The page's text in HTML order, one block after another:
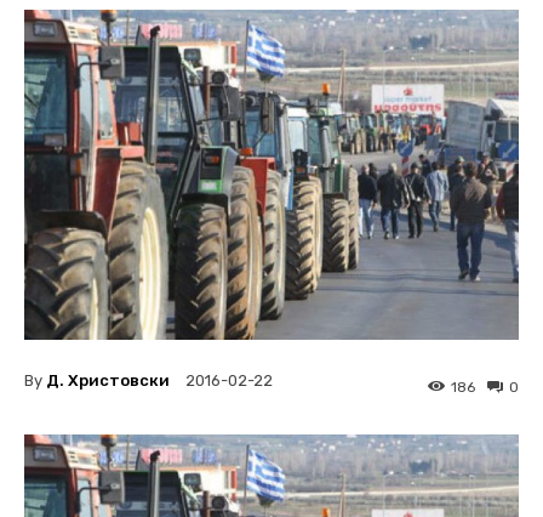
By Д. Христовски 2016-02-22 0
186